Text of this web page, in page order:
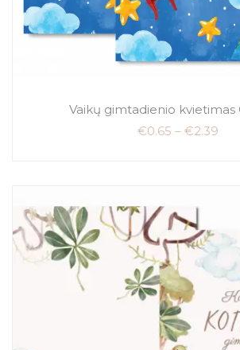
Vaikų gimtadienio kvietimas
€0.65 – €2.39